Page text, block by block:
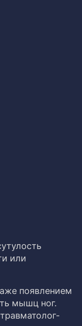
или
появлением
мышц ног.